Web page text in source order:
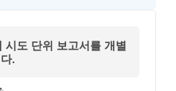
시도 단위 보고서를 개별
.